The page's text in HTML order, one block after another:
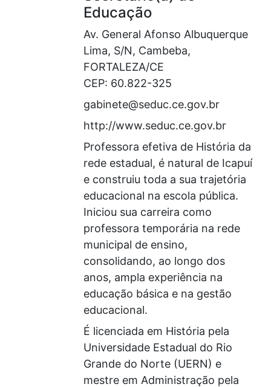
Educação
Av. General Afonso Albuquerque
Lima, S/N, Cambeba,
FORTALEZA/CE
CEP: 60.822-325
gabinete@seduc.ce.gov.br
http://www.seduc.ce.gov.br
Professora efetiva de História da
rede estadual, é natural de Icapuí
e construiu toda a sua trajetória
educacional na escola pública.
Iniciou sua carreira como
professora temporária na rede
municipal de ensino,
consolidando, ao longo dos
anos, ampla experiência na
educação básica e na gestão
educacional.
É licenciada em História pela
Universidade Estadual do Rio
Grande do Norte (UERN) e
mestre em Administração pela